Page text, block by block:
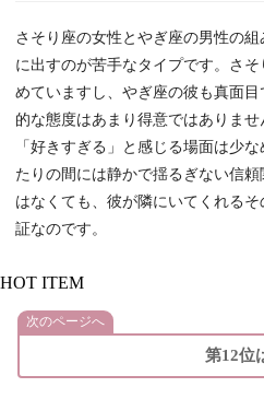
さそり座の女性とやぎ座の男性の
に出すのが苦手なタイプです。さ
めていますし、やぎ座の彼も真面
的な態度はあまり得意ではありま
「好きすぎる」と感じる場面は少
たりの間には静かで揺るぎない信
はなくても、彼が隣にいてくれる
証なのです。
HOT ITEM
次のページへ
第12位